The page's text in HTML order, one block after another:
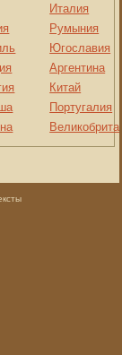
Италия
Румыния
Югославия
Аргентина
Китай
Португалия